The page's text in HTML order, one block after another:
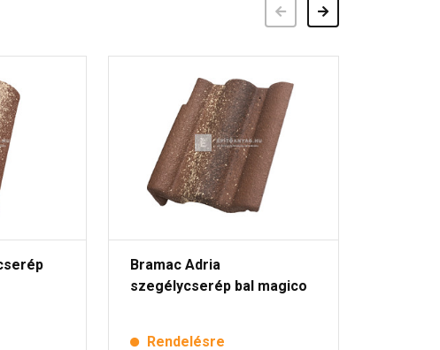
Előző Következő
Bramac Adria
szegélycserép bal magico
Rendelésre